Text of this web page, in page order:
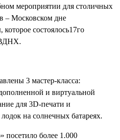
17
55
Пн-Чт.
17:00 Пт.
мероприятии для столичных
– Московском дне
состоялось17го
ВДНХ.
3 мастер-класса:
и виртуальной
для 3D-печати и
на солнечных батареях.
посетило более 1.000